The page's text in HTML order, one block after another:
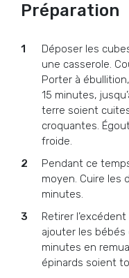
Préparation
Déposer les
une casserole.
Porter à
15 minutes,
terre soient
croquantes.
froide.
Pendant ce
moyen. Cuire les
minutes.
Retirer
ajouter les bébés
minutes en
épinards soient